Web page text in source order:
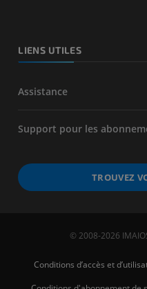
LIENS UTILES
Assistance
Support pour les
TROUVEZ
© 2008-2026
Conditions d’accès et